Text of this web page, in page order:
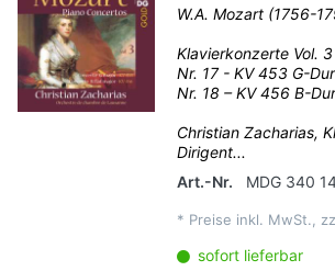
W.A. Mozart (1756-
Klavierkonzerte Vol. 3
Nr. 17 - KV 453 G-Dur
Nr. 18 – KV 456 B-Dur
Christian Zacharias,
Dirigent...
Art.-Nr.
MDG 340
* Preise inkl. MwSt.,
sofort lieferbar